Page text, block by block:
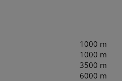
1000 m
1000 m
3500 m
6000 m